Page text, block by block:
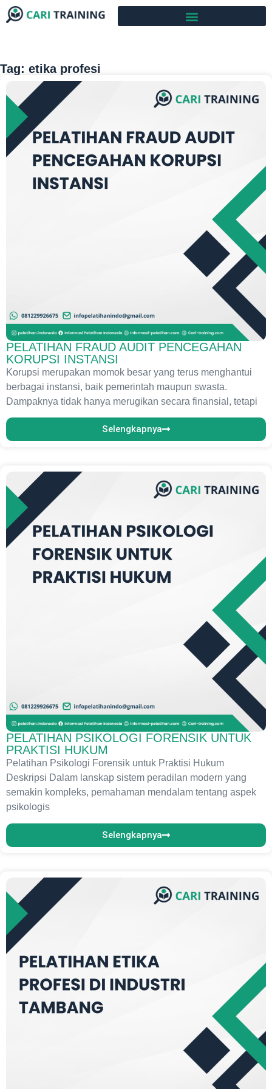
Tag: etika profesi
PELATIHAN FRAUD AUDIT PENCEGAHAN
KORUPSI INSTANSI
Korupsi merupakan momok besar yang terus menghantui
berbagai instansi, baik pemerintah maupun swasta.
Dampaknya tidak hanya merugikan secara finansial, tetapi
Selengkapnya
PELATIHAN PSIKOLOGI FORENSIK UNTUK
PRAKTISI HUKUM
Pelatihan Psikologi Forensik untuk Praktisi Hukum
Deskripsi Dalam lanskap sistem peradilan modern yang
semakin kompleks, pemahaman mendalam tentang aspek
psikologis
Selengkapnya